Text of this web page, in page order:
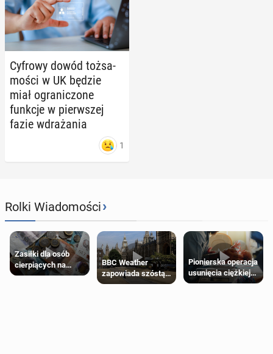
Cyfrowy dowód toż­sa­
mo­ści w UK będzie
miał ogra­ni­czo­ne
funkcje w pierw­szej
fazie wdra­ża­nia
1
Rolki Wiadomości›
Zasiłki dla osób
cierpiących na
schorzenia
BBC Weather
zapowiada szóstą
falę upałów w
Pionierska operacja
usunięcia ciężkiej
wady wrodzonej